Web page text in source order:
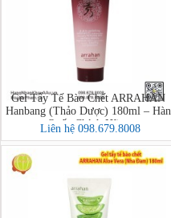
Gel Tẩy Tế Bào Chết ARRAHAN
Hanbang (Thảo Dược) 180ml – Hàn
Quốc Chính Hãng
Liên hệ 098.679.8008